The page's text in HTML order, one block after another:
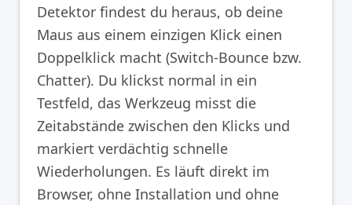
Detektor findest du heraus, ob deine
Maus aus einem einzigen Klick einen
Doppelklick macht (Switch-Bounce bzw.
Chatter). Du klickst normal in ein
Testfeld, das Werkzeug misst die
Zeitabstände zwischen den Klicks und
markiert verdächtig schnelle
Wiederholungen. Es läuft direkt im
Browser, ohne Installation und ohne